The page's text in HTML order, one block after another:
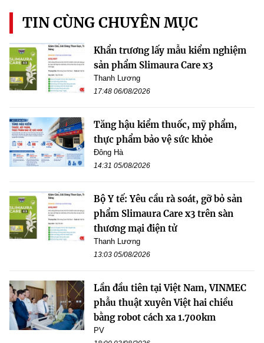
TIN CÙNG CHUYÊN MỤC
Khẩn trương lấy mẫu kiểm nghiệm
sản phẩm Slimaura Care x3
Thanh Lương
17:48 06/08/2026
Tăng hậu kiểm thuốc, mỹ phẩm,
thực phẩm bảo vệ sức khỏe
Đông Hà
14:31 05/08/2026
Bộ Y tế: Yêu cầu rà soát, gỡ bỏ sản
phẩm Slimaura Care x3 trên sàn
thương mại điện tử
Thanh Lương
13:03 05/08/2026
Lần đầu tiên tại Việt Nam, VINMEC
phẫu thuật xuyên Việt hai chiều
bằng robot cách xa 1.700km
PV